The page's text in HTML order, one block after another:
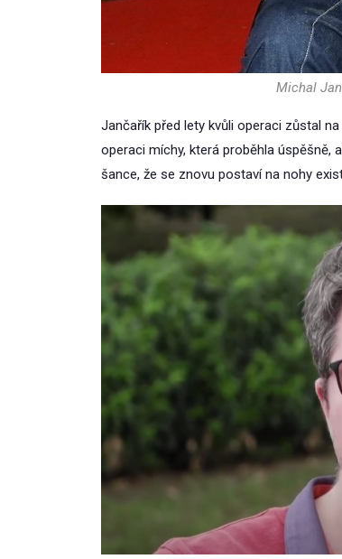
Michal
Jančařík před lety kvůli operaci zůstal
operaci míchy, která proběhla úspěšně,
šance, že se znovu postaví na nohy